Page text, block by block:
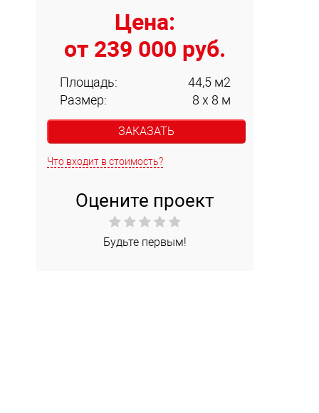
Цена:
от 239 000 руб.
Площадь:
44,5 м2
Размер:
8 х 8 м
ЗАКАЗАТЬ
Что входит в стоимость?
Оцените проект
Будьте первым!